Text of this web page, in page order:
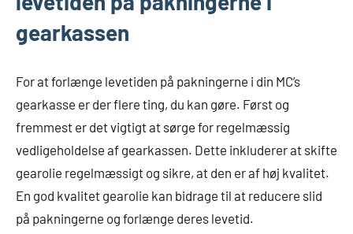
gearkassen
For at forlænge levetiden på pakningerne i din MC’s
gearkasse er der flere ting, du kan gøre. Først og
fremmest er det vigtigt at sørge for regelmæssig
vedligeholdelse af gearkassen. Dette inkluderer at skifte
gearolie regelmæssigt og sikre, at den er af høj kvalitet.
En god kvalitet gearolie kan bidrage til at reducere slid
på pakningerne og forlænge deres levetid.